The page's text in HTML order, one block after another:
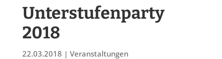
Unterstufenparty
2018
22.03.2018 | Veranstaltungen